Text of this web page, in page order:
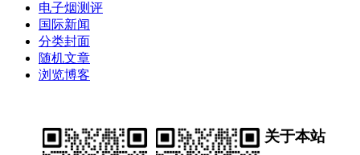
电子烟测评
国际新闻
分类封面
随机文章
浏览博客
关于本站